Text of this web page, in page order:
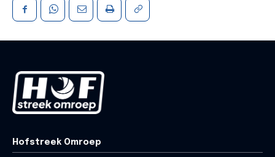
Hofstreek Omroep